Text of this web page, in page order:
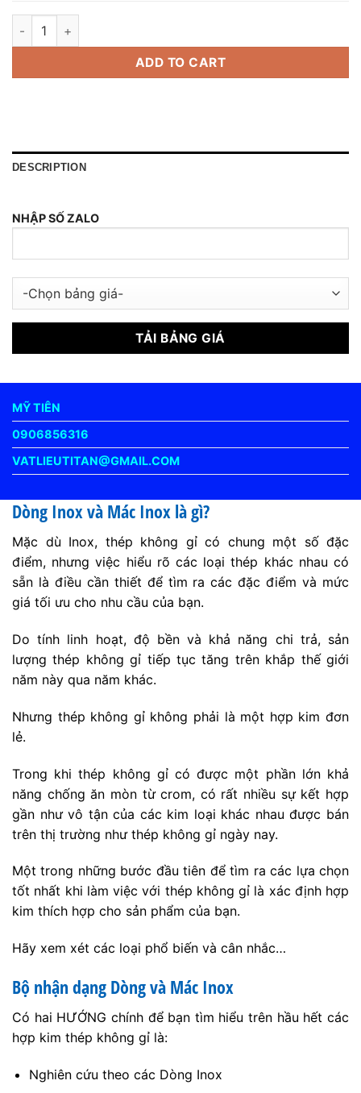
Láp Inox 430 Phi 350mm quantity
ADD TO CART
DESCRIPTION
NHẬP SỐ ZALO
MỸ TIÊN
0906856316
VATLIEUTITAN@GMAIL.COM
Dòng Inox và Mác Inox là gì?
Mặc dù Inox, thép không gỉ có chung một số đặc
điểm, nhưng việc hiểu rõ các loại thép khác nhau có
sẵn là điều cần thiết để tìm ra các đặc điểm và mức
giá tối ưu cho nhu cầu của bạn.
Do tính linh hoạt, độ bền và khả năng chi trả, sản
lượng thép không gỉ tiếp tục tăng trên khắp thế giới
năm này qua năm khác.
Nhưng thép không gỉ không phải là một hợp kim đơn
lẻ.
Trong khi thép không gỉ có được một phần lớn khả
năng chống ăn mòn từ crom, có rất nhiều sự kết hợp
gần như vô tận của các kim loại khác nhau được bán
trên thị trường như thép không gỉ ngày nay.
Một trong những bước đầu tiên để tìm ra các lựa chọn
tốt nhất khi làm việc với thép không gỉ là xác định hợp
kim thích hợp cho sản phẩm của bạn.
Hãy xem xét các loại phổ biến và cân nhắc…
Bộ nhận dạng Dòng và Mác Inox
Có hai HƯỚNG chính để bạn tìm hiểu trên hầu hết các
hợp kim thép không gỉ là:
Nghiên cứu theo các Dòng Inox